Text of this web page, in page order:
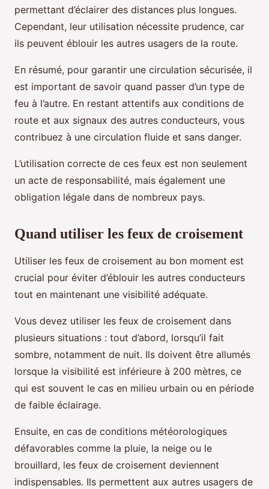
permettant d’éclairer des distances plus longues.
Cependant, leur utilisation nécessite prudence, car
ils peuvent éblouir les autres usagers de la route.
En résumé, pour garantir une circulation sécurisée, il
est important de savoir quand passer d’un type de
feu à l’autre. En restant attentifs aux conditions de
route et aux signaux des autres conducteurs, vous
contribuez à une circulation fluide et sans danger.
L’utilisation correcte de ces feux est non seulement
un acte de responsabilité, mais également une
obligation légale dans de nombreux pays.
Quand utiliser les feux de croisement
Utiliser les feux de croisement au bon moment est
crucial pour éviter d’éblouir les autres conducteurs
tout en maintenant une visibilité adéquate.
Vous devez utiliser les feux de croisement dans
plusieurs situations : tout d’abord, lorsqu’il fait
sombre, notamment de nuit. Ils doivent être allumés
lorsque la visibilité est inférieure à 200 mètres, ce
qui est souvent le cas en milieu urbain ou en période
de faible éclairage.
Ensuite, en cas de conditions météorologiques
défavorables comme la pluie, la neige ou le
brouillard, les feux de croisement deviennent
indispensables. Ils permettent aux autres usagers de